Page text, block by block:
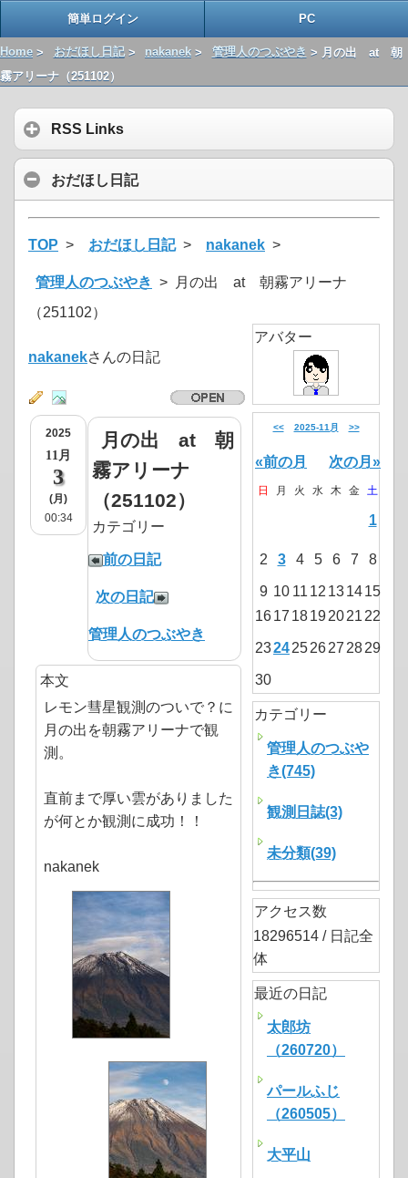
簡単ログイン PC
Home > おだほし日記> nakanek > 管理人のつぶやき > 月の出 at 朝
霧アリーナ（251102）
RSS Links
おだほし日記
TOP > おだほし日記> nakanek >
管理人のつぶやき > 月の出 at 朝霧アリーナ
（251102）
nakanekさんの日記
2025
11月
3
(月)
00:34
月の出 at 朝
霧アリーナ
（251102）
前の日記
次の日記
カテゴリー
管理人のつぶやき
本文
レモン彗星観測のついで？に
月の出を朝霧アリーナで観
測。
直前まで厚い雲がありました
が何とか観測に成功！！
nakanek
アバター
<< 2025-11月 >>
«前の月 次の月»
日 月 火 水 木 金 土
1
2 3 4 5 6 7 8
9 10 11 12 131415
1617 18192021 22
2324252627 2829
30
カテゴリー
管理人のつぶや
き(745)
観測日誌(3)
未分類(39)
アクセス数
18296514 / 日記全
体
最近の日記
太郎坊
（260720）
パールふじ
（260505）
大平山